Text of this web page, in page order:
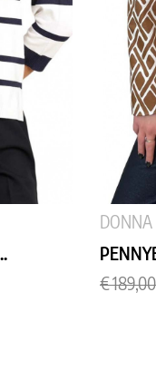
DONNA
base
€ 189,00